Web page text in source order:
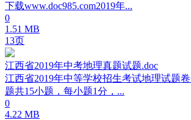
下载www.doc985.com2019年...
0
1.51 MB
13页
江西省2019年中考地理真题试题.doc
江西省2019年中等学校招生考试地理试题
题共15小题，每小题1分，...
0
4.22 MB